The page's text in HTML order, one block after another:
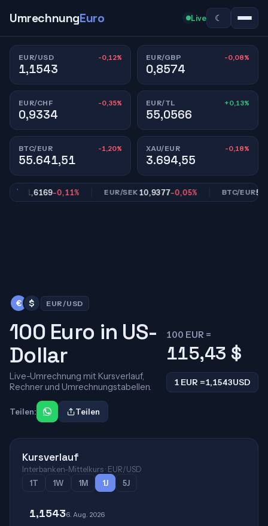
UmrechnungEuro Live ☾
EUR/USD -0,12%
1,1543
EUR/GBP -0,08%
0,8574
EUR/CHF -0,35%
0,9334
EUR/TL +0,13%
55,0566
BTC/EUR -1,20%
55.641,51
XAU/EUR -0,18%
3.694,55
1,6169-0,11% EUR/SEK10,9377-0,05% BTC/EUR
€ $ EUR/USD
100 Euro in US-
Dollar
Live-Umrechnung mit Kursverlauf,
Rechner und Umrechnungstabellen.
100 EUR =
115,43 $
1 EUR =1,1543USD
Teilen: Teilen
Kursverlauf
Interbanken-Mittelkurs · EUR/USD
1T
1W 1M 1J 5J
1,15436. Aug. 2026